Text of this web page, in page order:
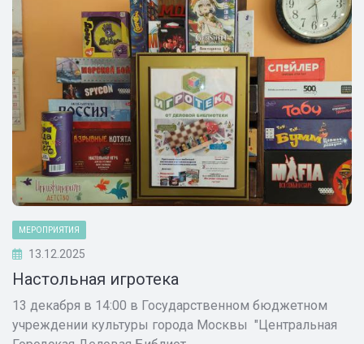
МЕРОПРИЯТИЯ
13.12.2025
Настольная игротека
13 декабря в 14:00 в Государственном бюджетном
учреждении культуры города Москвы "Центральная